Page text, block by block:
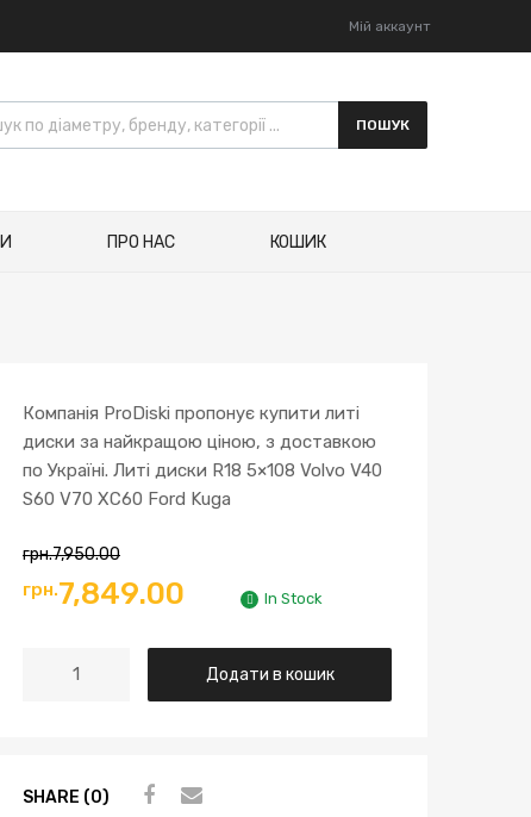
Мій аккаунт
ПОШУК
ПРО НАС КОШИК
Компанія ProDiski пропонує купити литі
диски за найкращою ціною, з доставкою
по Україні. Литі диски R18 5×108 Volvo V40
S60 V70 XC60 Ford Kuga
грн.7,950.00
грн.7,849.00 In Stock
Додати в кошик
SHARE (0)